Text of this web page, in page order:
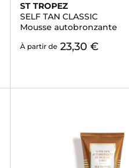
ST TROPEZ
SELF TAN CLASSIC
Mousse autobronzante
À partir de 23,30 €